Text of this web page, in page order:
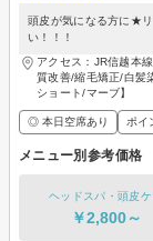
頭皮が気になる方に★
い！！！
アクセス：JR信越本
質改善/縮毛矯正/白髪
ショート/マーブ】
◎ 本日空席あり ポイ
メニュー別参考価格
ヘッドスパ・頭皮ケ
￥2,800～